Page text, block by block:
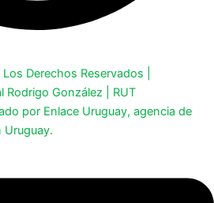
Derechos Reservados |
Rodrigo González | RUT
por Enlace Uruguay, agencia de
Uruguay.